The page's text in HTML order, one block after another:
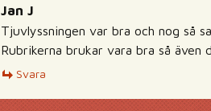
Jan J
Tjuvlyssningen var bra och nog så
Rubrikerna brukar vara bra så även
Svara